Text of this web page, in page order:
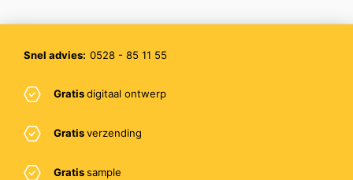
Snel advies: 0528 - 85 11 55
Gratisdigitaal ontwerp
Gratisverzending
Gratissample